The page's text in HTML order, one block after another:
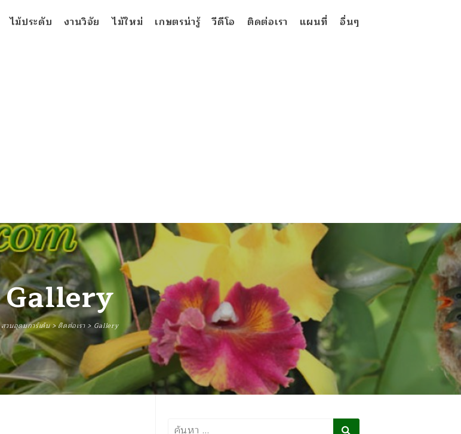
ไม้ประดับ งานวิจัย ไม้ใหม่ เกษตรน่ารู้ วีดีโอ ติดต่อเรา แผนที่ อื่นๆ
Gallery
สวนอุดมการ์เด้น>ติดต่อเรา>Gallery
ค้นหา